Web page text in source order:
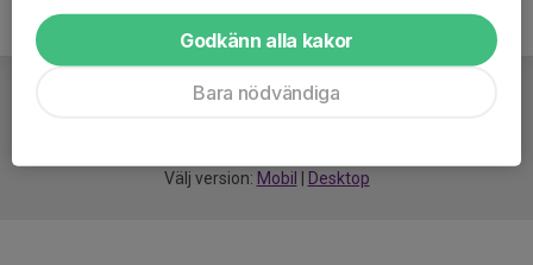
Välj version: Mobil Desktop
Godkänn alla kakor
Bara nödvändiga